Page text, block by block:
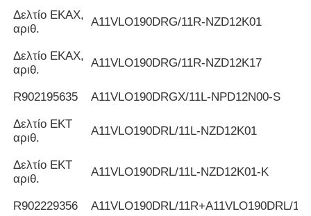
Δελτίο ΕΚΑΧ,
αριθ.
Α11VLO190DRG/11R-NZD12K01
Δελτίο ΕΚΑΧ,
αριθ.
Α11VLO190DRG/11R-NZD12K17
R902195635 Α11VLO190DRGX/11L-NPD12N00-S
Δελτίο ΕΚΤ
αριθ.
Α11VLO190DRL/11L-NZD12K01
Δελτίο ΕΚΤ
αριθ.
Α11VLO190DRL/11L-NZD12K01-K
R902229356 Α11VLO190DRL/11R+A11VLO190DRL/